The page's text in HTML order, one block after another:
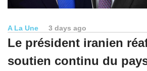
A La Une 3 days ago
Le président iranien
soutien continu du